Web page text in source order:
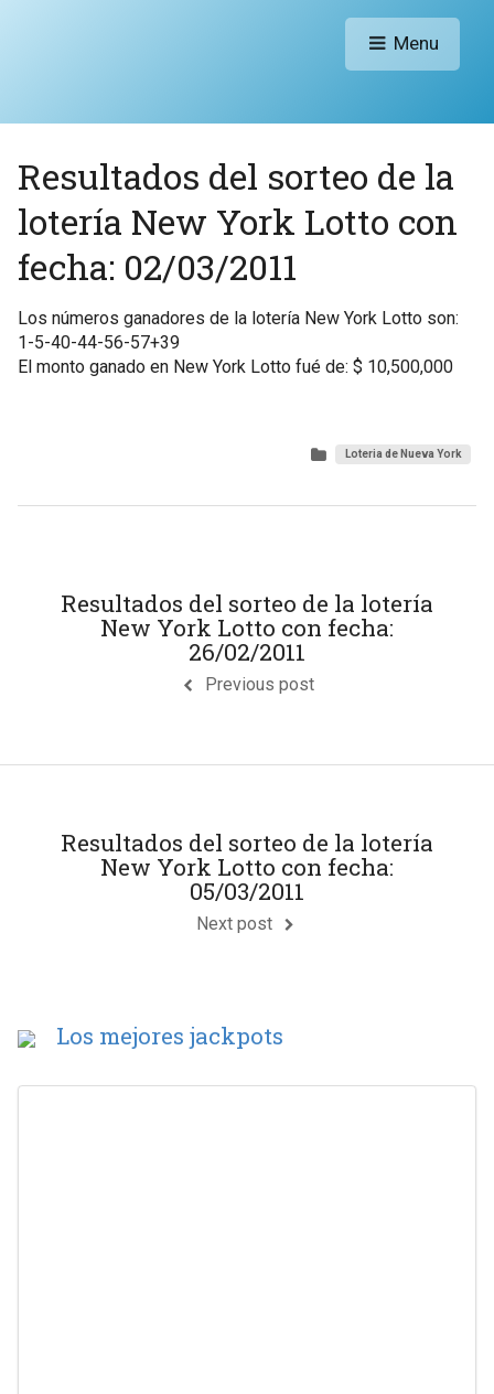
Menu
Resultados del sorteo de la
lotería New York Lotto con
fecha: 02/03/2011
Los números ganadores de la lotería New York Lotto son:
1-5-40-44-56-57+39
El monto ganado en New York Lotto fué de: $ 10,500,000
Loteria de Nueva York
Resultados del sorteo de la lotería
New York Lotto con fecha:
26/02/2011
Previous post
Resultados del sorteo de la lotería
New York Lotto con fecha:
05/03/2011
Next post
Los mejores jackpots